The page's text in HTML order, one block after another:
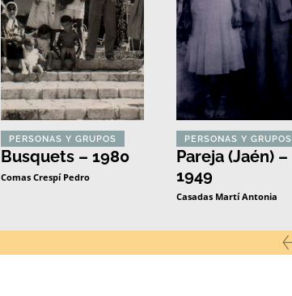
PERSONAS Y GRUPOS
Busquets – 1980
Comas Crespí Pedro
PERSONAS Y GRUPOS
Pareja (Jaén) –
1949
Casadas Martí Antonia